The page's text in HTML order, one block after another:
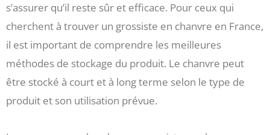
s’assurer qu’il reste sûr et efficace. Pour ceux qui
cherchent à trouver un grossiste en chanvre en France,
il est important de comprendre les meilleures
méthodes de stockage du produit. Le chanvre peut
être stocké à court et à long terme selon le type de
produit et son utilisation prévue.